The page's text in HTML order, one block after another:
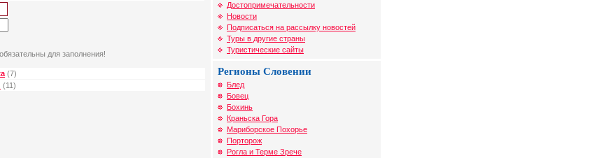
для заполнения!
(7)
(11)
Достопримечательности
Новости
Подписаться на рассылку новостей
Туры в другие страны
Туристические сайты
Регионы Словении
Блед
Бовец
Бохинь
Краньска Гора
Мариборское Похорье
Порторож
Рогла и Терме Зрече